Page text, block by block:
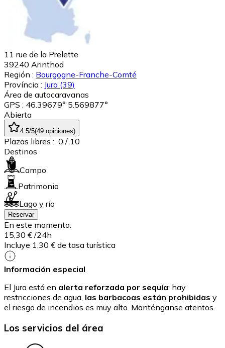
11 rue de la Prelette
39240 Arinthod
Región : Bourgogne-Franche-Comté
Província : Jura (39)
Área de autocaravanas
GPS : 46.39679° 5.569877°
Abierta
4.5/5(49 opiniones)
Plazas libres : 0 / 10
Destinos
Campo
Patrimonio
Lago y río
Reservar
En este momento:
15,30 € /24h
Incluye 1,30 € de tasa turística
Información especial
El Jura está en alerta reforzada por sequía: hay
restricciones de agua, las barbacoas están prohibidas y
el riesgo de incendios es muy alto. Manténganse atentos.
Los servicios del área